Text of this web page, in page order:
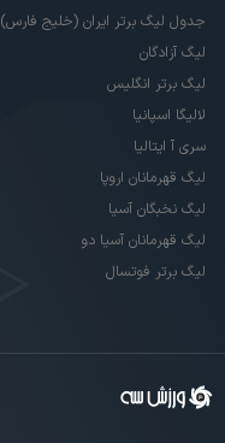
جدول لیگ برتر ایران (خلیج فارس)
لیگ آزادگان
لیگ برتر انگلیس
لالیگا اسپانیا
سری آ ایتالیا
لیگ قهرمانان اروپا
لیگ نخبگان آسیا
لیگ قهرمانان آسیا دو
لیگ برتر فوتسال